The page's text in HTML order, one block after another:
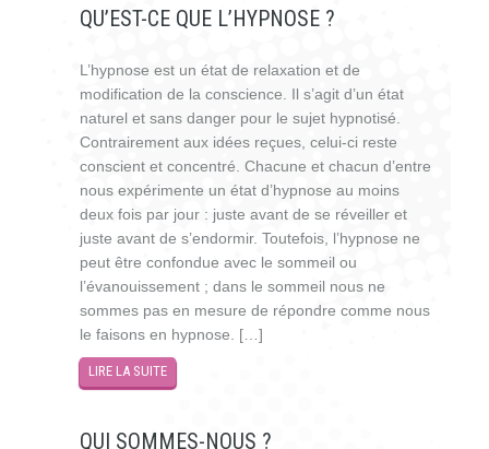
QU’EST-CE QUE L’HYPNOSE ?
L’hypnose est un état de relaxation et de
modification de la conscience. Il s’agit d’un état
naturel et sans danger pour le sujet hypnotisé.
Contrairement aux idées reçues, celui-ci reste
conscient et concentré. Chacune et chacun d’entre
nous expérimente un état d’hypnose au moins
deux fois par jour : juste avant de se réveiller et
juste avant de s’endormir. Toutefois, l’hypnose ne
peut être confondue avec le sommeil ou
l’évanouissement ; dans le sommeil nous ne
sommes pas en mesure de répondre comme nous
le faisons en hypnose. […]
LIRE LA SUITE
QUI SOMMES-NOUS ?